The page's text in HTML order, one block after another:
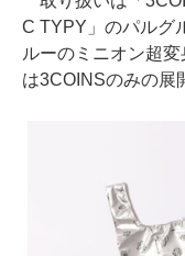
C TYPY」のパルグ
ルーのミニオン超
は3COINSのみの展